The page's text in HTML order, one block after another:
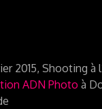
2015, Shooting à
ADN Photo à